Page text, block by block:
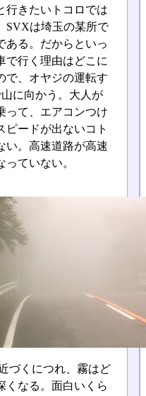
行きたいトコロでは
SVXは埼玉の某所で
ある。だからといっ
で行く理由はどこに
で、オヤジの運転す
山に向かう。大人が
って、エアコンつけ
ピードが出ないコト
い。高速道路が高速
っていない。
づくにつれ、霧はど
くなる。面白いくら